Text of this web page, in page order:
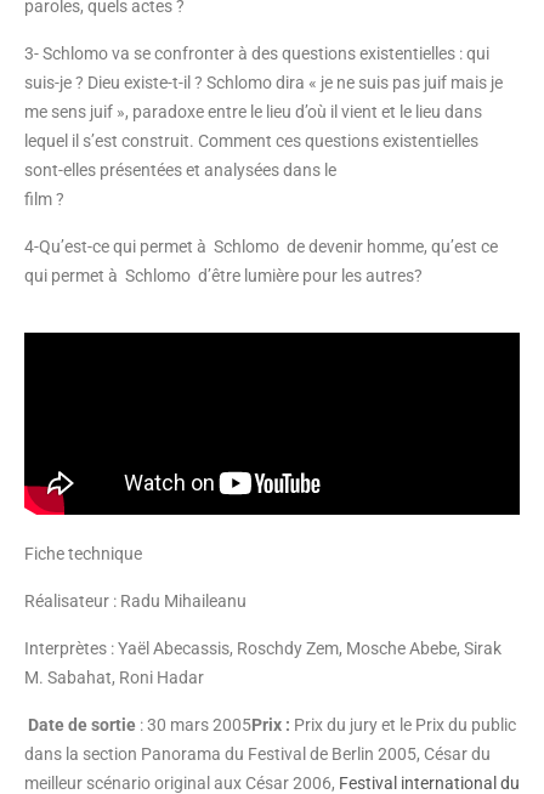
paroles, quels actes ?
3- Schlomo va se confronter à des questions existentielles : qui
suis-je ? Dieu existe-t-il ? Schlomo dira « je ne suis pas juif mais je
me sens juif », paradoxe entre le lieu d’où il vient et le lieu dans
lequel il s’est construit. Comment ces questions existentielles
sont-elles présentées et analysées dans le
film ?
4-Qu’est-ce qui permet à Schlomo de devenir homme, qu’est ce
qui permet à Schlomo d’être lumière pour les autres?
Fiche technique
Réalisateur : Radu Mihaileanu
Interprètes : Yaël Abecassis, Roschdy Zem, Mosche Abebe, Sirak
M. Sabahat, Roni Hadar
Date de sortie : 30 mars 2005Prix : Prix du jury et le Prix du public
dans la section Panorama du Festival de Berlin 2005, César du
meilleur scénario original aux César 2006, Festival international du